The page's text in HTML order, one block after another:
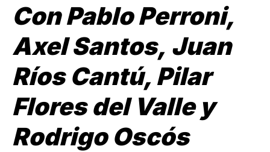
Con Pablo Perroni,
Axel Santos, Juan
Ríos Cantú, Pilar
Flores del Valle y
Rodrigo Oscós